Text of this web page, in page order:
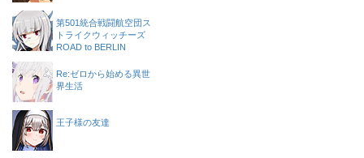
第501統合戦闘航空団ス
トライクウィッチーズ
ROAD to BERLIN
Re:ゼロから始める異世
界生活
王子様の友達